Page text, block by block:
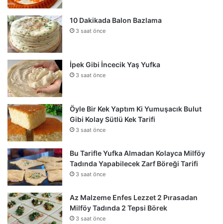
10 Dakikada Balon Bazlama
3 saat önce
İpek Gibi İncecik Yaş Yufka
3 saat önce
Öyle Bir Kek Yaptım Ki Yumuşacık Bulut
Gibi Kolay Sütlü Kek Tarifi
3 saat önce
Bu Tarifle Yufka Almadan Kolayca Milföy
Tadında Yapabilecek Zarf Böreği Tarifi
3 saat önce
Az Malzeme Enfes Lezzet 2 Pırasadan
Milföy Tadında 2 Tepsi Börek
3 saat önce